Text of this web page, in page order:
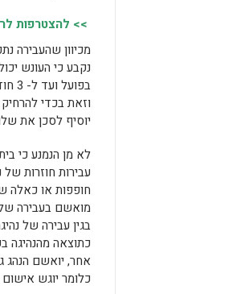
>> להצטרפות
מכיוון שהעבירה
נקבע כי העונש
וזאת בכדי
יוסיף לסכן את
לא מן הנמנע כי
עבירות חוזרות
חופפות או כאלה
מואשם בעבירה
בגין עבירה של
כתוצאה מהנהיגה
אחר, יואשם הנהג
כלומר יוגש